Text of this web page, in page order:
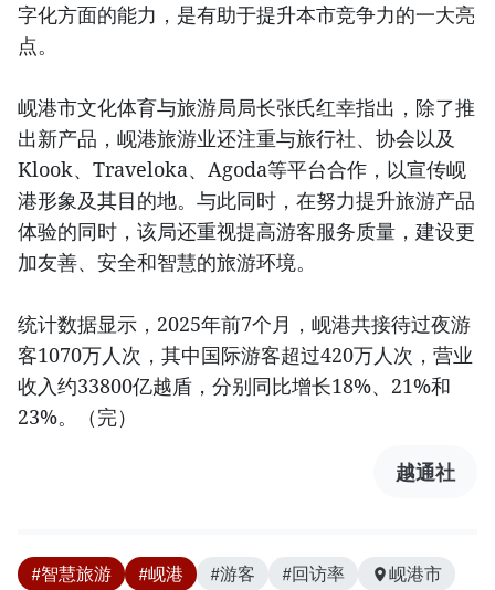
字化方面的能力，是有助于提升本市竞争力的一大亮
点。
岘港市文化体育与旅游局局长张氏红幸指出，除了推
出新产品，岘港旅游业还注重与旅行社、协会以及
Klook、Traveloka、Agoda等平台合作，以宣传岘
港形象及其目的地。与此同时，在努力提升旅游产品
体验的同时，该局还重视提高游客服务质量，建设更
加友善、安全和智慧的旅游环境。
统计数据显示，2025年前7个月，岘港共接待过夜游
客1070万人次，其中国际游客超过420万人次，营业
收入约33800亿越盾，分别同比增长18%、21%和
23%。（完）
越通社
#智慧旅游 #岘港 #游客 #回访率 岘港市